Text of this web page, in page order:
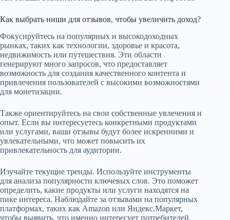
Как выбрать ниши для отзывов, чтобы увеличить доход?
Фокусируйтесь на популярных и высокодоходных
рынках, таких как технологии, здоровье и красота,
недвижимость или путешествия. Эти области
генерируют много запросов, что предоставляет
возможность для создания качественного контента и
привлечения пользователей с высокими возможностями
для монетизации.
Также ориентируйтесь на свои собственные увлечения и
опыт. Если вы интересуетесь конкретными продуктами
или услугами, ваши отзывы будут более искренними и
увлекательными, что может повысить их
привлекательность для аудитории.
Изучайте текущие тренды. Используйте инструменты
для анализа популярности ключевых слов. Это поможет
определить, какие продукты или услуги находятся на
пике интереса. Наблюдайте за отзывами на популярных
платформах, таких как Amazon или Яндекс.Маркет,
чтобы выявить, что именно интересует потребителей.